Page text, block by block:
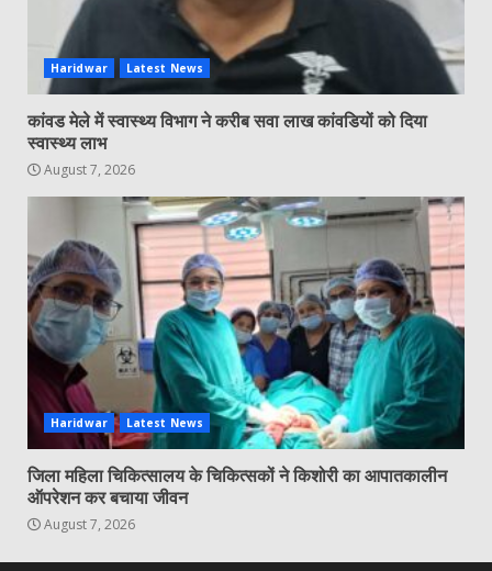
Haridwar Latest News
कांवड मेले में स्वास्थ्य विभाग ने करीब सवा लाख कांवडियों को दिया
स्वास्थ्य लाभ
August 7, 2026
Haridwar Latest News
जिला महिला चिकित्सालय के चिकित्सकों ने किशोरी का आपातकालीन
ऑपरेशन कर बचाया जीवन
August 7, 2026